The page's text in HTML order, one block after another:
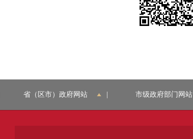
省（区市）政府网站 市级政府部门网站